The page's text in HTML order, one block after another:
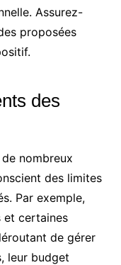
Assurez-
proposées
des
nombreux
des limites
Par exemple,
et certaines
de gérer
leur budget